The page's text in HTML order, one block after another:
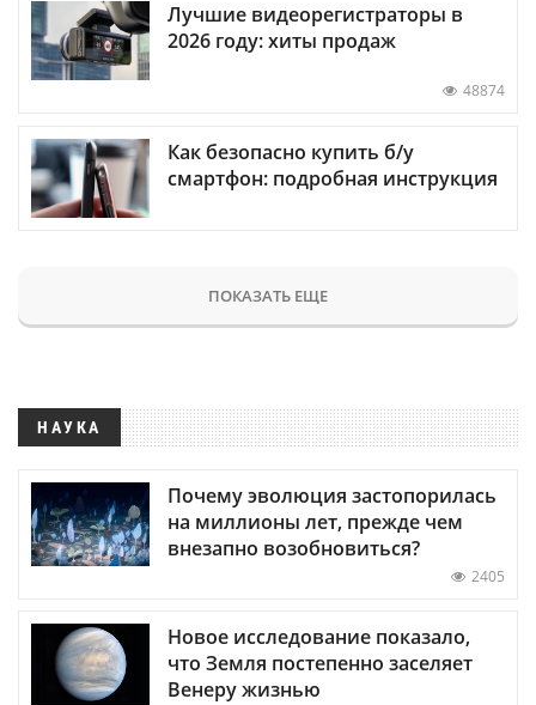
Лучшие видеорегистраторы в
2026 году: хиты продаж
48874
Как безопасно купить б/у
смартфон: подробная инструкция
ПОКАЗАТЬ ЕЩЕ
НАУКА
Почему эволюция застопорилась
на миллионы лет, прежде чем
внезапно возобновиться?
2405
Новое исследование показало,
что Земля постепенно заселяет
Венеру жизнью